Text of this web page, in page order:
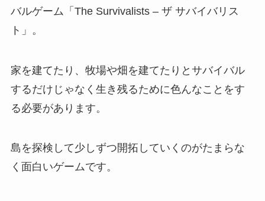
バルゲーム「The Survivalists – ザ サバイバリス
ト」。
家を建てたり、牧場や畑を建てたりとサバイバル
するだけじゃなく生き残るために色んなことをす
る必要があります。
島を探検して少しずつ開拓していくのがたまらな
く面白いゲームです。